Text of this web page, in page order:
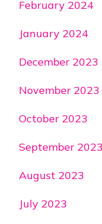
February 2024
January 2024
December 2023
November 2023
October 2023
September 2023
August 2023
July 2023